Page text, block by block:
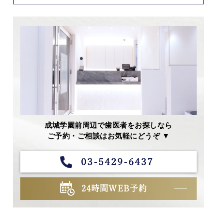
成城学園前周辺で歯医者をお探しなら
ご予約・ご相談はお気軽にどうぞ ▼
03-5429-6437
24時間WEB予約